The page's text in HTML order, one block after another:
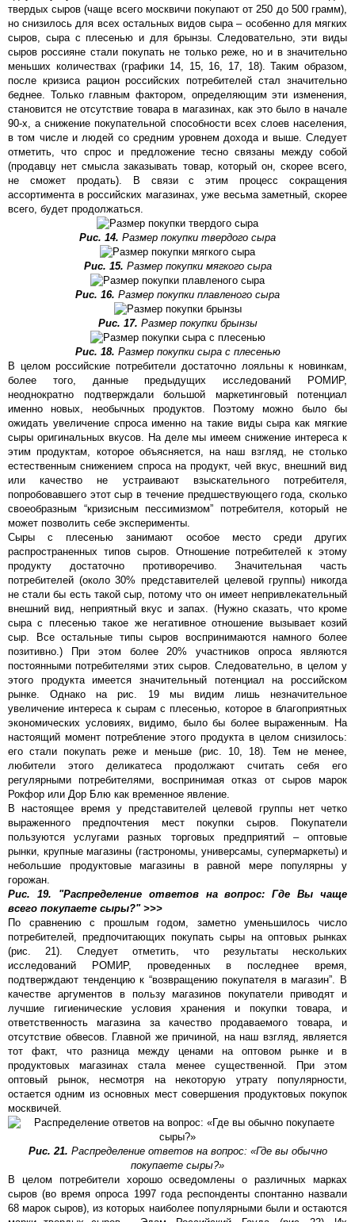
твердых сыров (чаще всего москвичи покупают от 250 до 500 грамм),
но снизилось для всех остальных видов сыра – особенно для мягких
сыров, сыра с плесенью и для брынзы. Следовательно, эти виды
сыров россияне стали покупать не только реже, но и в значительно
меньших количествах (графики 14, 15, 16, 17, 18). Таким образом,
после кризиса рацион российских потребителей стал значительно
беднее. Только главным фактором, определяющим эти изменения,
становится не отсутствие товара в магазинах, как это было в начале
90-х, а снижение покупательной способности всех слоев населения,
в том числе и людей со средним уровнем дохода и выше. Следует
отметить, что спрос и предложение тесно связаны между собой
(продавцу нет смысла заказывать товар, который он, скорее всего,
не сможет продать). В связи с этим процесс сокращения
ассортимента в российских магазинах, уже весьма заметный, скорее
всего, будет продолжаться.
Рис. 14. Размер покупки твердого сыра
Рис. 15. Размер покупки мягкого сыра
Рис. 16. Размер покупки плавленого сыра
Рис. 17. Размер покупки брынзы
Рис. 18. Размер покупки сыра с плесенью
В целом российские потребители достаточно лояльны к новинкам,
более того, данные предыдущих исследований РОМИР,
неоднократно подтверждали большой маркетинговый потенциал
именно новых, необычных продуктов. Поэтому можно было бы
ожидать увеличение спроса именно на такие виды сыра как мягкие
сыры оригинальных вкусов. На деле мы имеем снижение интереса к
этим продуктам, которое объясняется, на наш взгляд, не столько
естественным снижением спроса на продукт, чей вкус, внешний вид
или качество не устраивают взыскательного потребителя,
попробовавшего этот сыр в течение предшествующего года, сколько
своеобразным “кризисным пессимизмом” потребителя, который не
может позволить себе эксперименты.
Сыры с плесенью занимают особое место среди других
распространенных типов сыров. Отношение потребителей к этому
продукту достаточно противоречиво. Значительная часть
потребителей (около 30% представителей целевой группы) никогда
не стали бы есть такой сыр, потому что он имеет непривлекательный
внешний вид, неприятный вкус и запах. (Нужно сказать, что кроме
сыра с плесенью такое же негативное отношение вызывает козий
сыр. Все остальные типы сыров воспринимаются намного более
позитивно.) При этом более 20% участников опроса являются
постоянными потребителями этих сыров. Следовательно, в целом у
этого продукта имеется значительный потенциал на российском
рынке. Однако на рис. 19 мы видим лишь незначительное
увеличение интереса к сырам с плесенью, которое в благоприятных
экономических условиях, видимо, было бы более выраженным. На
настоящий момент потребление этого продукта в целом снизилось:
его стали покупать реже и меньше (рис. 10, 18). Тем не менее,
любители этого деликатеса продолжают считать себя его
регулярными потребителями, воспринимая отказ от сыров марок
Рокфор или Дор Блю как временное явление.
В настоящее время у представителей целевой группы нет четко
выраженного предпочтения мест покупки сыров. Покупатели
пользуются услугами разных торговых предприятий – оптовые
рынки, крупные магазины (гастрономы, универсамы, супермаркеты) и
небольшие продуктовые магазины в равной мере популярны у
горожан.
Рис. 19. "Распределение ответов на вопрос: Где Вы чаще
всего покупаете сыры?" >>>
По сравнению с прошлым годом, заметно уменьшилось число
потребителей, предпочитающих покупать сыры на оптовых рынках
(рис. 21). Следует отметить, что результаты нескольких
исследований РОМИР, проведенных в последнее время,
подтверждают тенденцию к “возвращению покупателя в магазин”. В
качестве аргументов в пользу магазинов покупатели приводят и
лучшие гигиенические условия хранения и покупки товара, и
ответственность магазина за качество продаваемого товара, и
отсутствие обвесов. Главной же причиной, на наш взгляд, является
тот факт, что разница между ценами на оптовом рынке и в
продуктовых магазинах стала менее существенной. При этом
оптовый рынок, несмотря на некоторую утрату популярности,
остается одним из основных мест совершения продуктовых покупок
москвичей.
Рис. 21. Распределение ответов на вопрос: «Где вы обычно
покупаете сыры?»
В целом потребители хорошо осведомлены о различных марках
сыров (во время опроса 1997 года респонденты спонтанно назвали
68 марок сыров), из которых наиболее популярными были и остаются